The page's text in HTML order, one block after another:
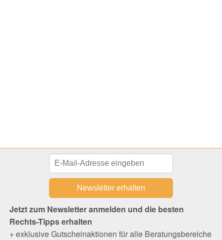
Jetzt zum Newsletter anmelden und die besten
Rechts-Tipps erhalten
+ exklusive Gutscheinaktionen für alle Beratungsbereiche